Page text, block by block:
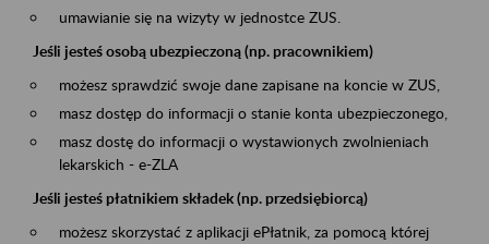
umawianie się na wizyty w jednostce ZUS.
Jeśli jesteś osobą ubezpieczoną (np. pracownikiem)
możesz sprawdzić swoje dane zapisane na koncie w ZUS,
masz dostęp do informacji o stanie konta ubezpieczonego,
masz dostę do informacji o wystawionych zwolnieniach
lekarskich - e-ZLA
Jeśli jesteś płatnikiem składek (np. przedsiębiorcą)
możesz skorzystać z aplikacji ePłatnik, za pomocą której